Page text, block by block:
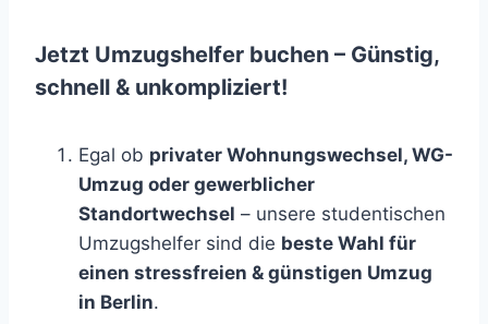
Jetzt Umzugshelfer buchen – Günstig,
schnell & unkompliziert!
Egal ob privater Wohnungswechsel, WG-
Umzug oder gewerblicher
Standortwechsel – unsere studentischen
Umzugshelfer sind die beste Wahl für
einen stressfreien & günstigen Umzug
in Berlin.